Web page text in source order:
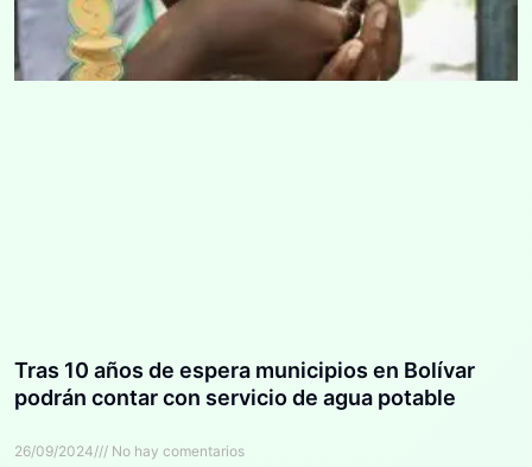
Tras 10 años de espera municipios en Bolívar
podrán contar con servicio de agua potable
26/09/2024 No hay comentarios